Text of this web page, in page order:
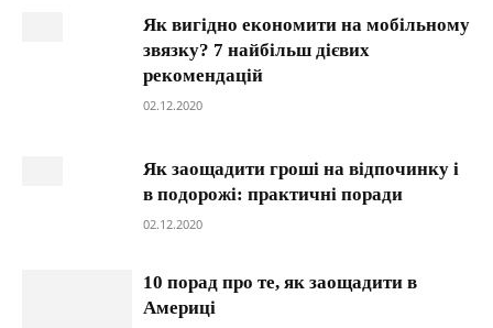
Як вигідно економити на мобільному
звязку? 7 найбільш дієвих
рекомендацій
02.12.2020
Як заощадити гроші на відпочинку і
в подорожі: практичні поради
02.12.2020
10 порад про те, як заощадити в
Америці